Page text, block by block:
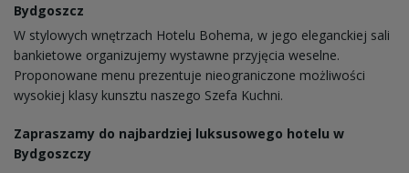
Bydgoszcz
W stylowych wnętrzach Hotelu Bohema, w jego eleganckiej sali
bankietowe organizujemy wystawne przyjęcia weselne.
Proponowane menu prezentuje nieograniczone możliwości
wysokiej klasy kunsztu naszego Szefa Kuchni.
Zapraszamy do najbardziej luksusowego hotelu w
Bydgoszczy